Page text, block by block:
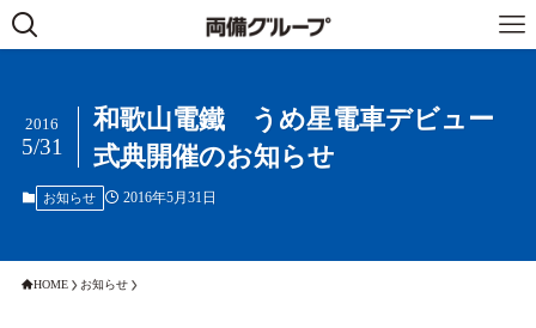
和歌山電鐵 うめ星電車デビュー
式典開催のお知らせ
2016
5/31
お知らせ 2016年5月31日
HOME お知らせ